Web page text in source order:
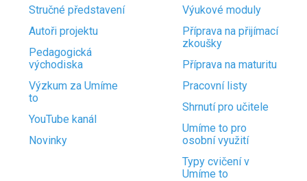
Stručné představení
Autoři projektu
Pedagogická
východiska
Výzkum za Umíme
to
YouTube kanál
Novinky
Výukové moduly
Příprava na přijímací
zkoušky
Příprava na maturitu
Pracovní listy
Shrnutí pro učitele
Umíme to pro
osobní využití
Typy cvičení v
Umíme to